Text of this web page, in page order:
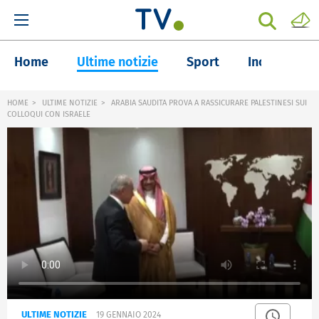
Home Ultime notizie Sport Inchieste
HOME ULTIME NOTIZIE
ARABIA SAUDITA PROVA A RASSICURARE PALESTINESI SUI
COLLOQUI CON ISRAELE
ULTIME NOTIZIE 19 GENNAIO 2024